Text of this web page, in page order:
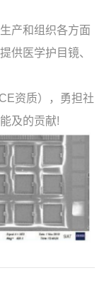
产和组织各方面
供医学护目镜、
资质），勇担社
及的贡献!